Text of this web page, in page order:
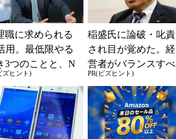
職に求められる
用。最低限やる
3つのことと、N
己認識
ズヒント)
稲盛氏に論破・叱責
され目が覚めた。経
営者がバランスすべ
き2つの背反
PR(ビズヒント)